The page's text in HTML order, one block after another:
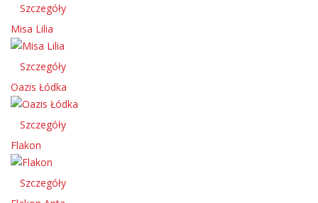
Szczegóły
Misa Lilia
Szczegóły
Oazis Łódka
Szczegóły
Flakon
Szczegóły